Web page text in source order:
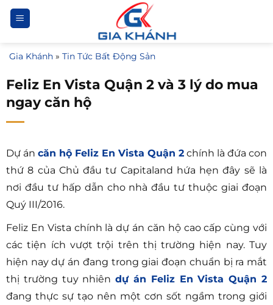
Bỏ
qua
dung
Gia Khánh » Tin Tức Bất Động Sản
Feliz En Vista Quận 2 và 3 lý do mua
ngay căn hộ
Dự án căn hộ Feliz En Vista Quận 2 chính là đứa con
thứ 8 của Chủ đầu tư Capitaland hứa hẹn đây sẽ là
nơi đầu tư hấp dẫn cho nhà đầu tư thuộc giai đoạn
Quý III/2016.
Feliz En Vista chính là dự án căn hộ cao cấp cùng với
các tiện ích vượt trội trên thị trường hiện nay. Tuy
hiện nay dự án đang trong giai đoạn chuẩn bị ra mắt
thị trường tuy nhiêndự án Feliz En Vista Quận 2
đang thực sự tạo nên một cơn sốt ngầm trong giới